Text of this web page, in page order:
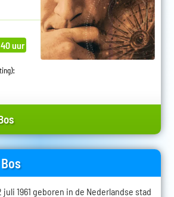
uur
:
juli 1961 geboren in de Nederlandse stad